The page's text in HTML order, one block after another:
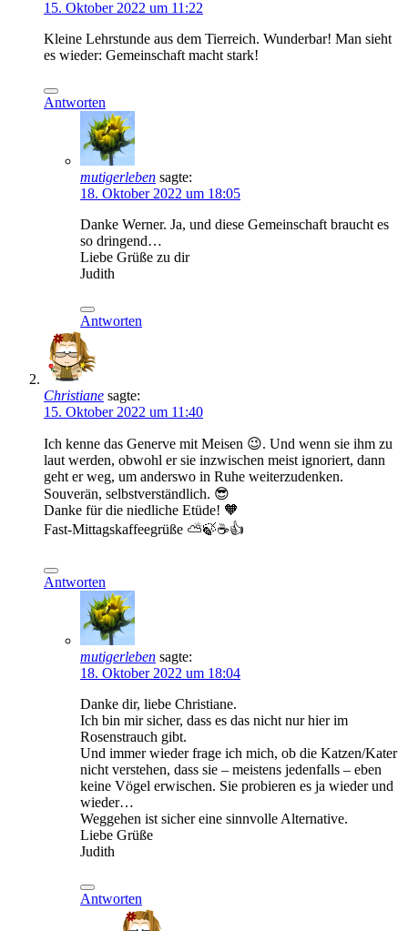
15. Oktober 2022 um 11:22
Kleine Lehrstunde aus dem Tierreich. Wunderbar! Man sieht
es wieder: Gemeinschaft macht stark!
Antworten
mutigerleben sagte:
18. Oktober 2022 um 18:05
Danke Werner. Ja, und diese Gemeinschaft braucht es
so dringend…
Liebe Grüße zu dir
Judith
Antworten
Christiane sagte:
15. Oktober 2022 um 11:40
Ich kenne das Generve mit Meisen 😉. Und wenn sie ihm zu
laut werden, obwohl er sie inzwischen meist ignoriert, dann
geht er weg, um anderswo in Ruhe weiterzudenken.
Souverän, selbstverständlich. 😎
Danke für die niedliche Etüde! 🧡
Fast-Mittagskaffeegrüße ⛅🍃☕👍
Antworten
mutigerleben sagte:
18. Oktober 2022 um 18:04
Danke dir, liebe Christiane.
Ich bin mir sicher, dass es das nicht nur hier im
Rosenstrauch gibt.
Und immer wieder frage ich mich, ob die Katzen/Kater
nicht verstehen, dass sie – meistens jedenfalls – eben
keine Vögel erwischen. Sie probieren es ja wieder und
wieder…
Weggehen ist sicher eine sinnvolle Alternative.
Liebe Grüße
Judith
Antworten